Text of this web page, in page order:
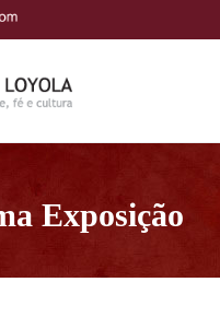
Exposição